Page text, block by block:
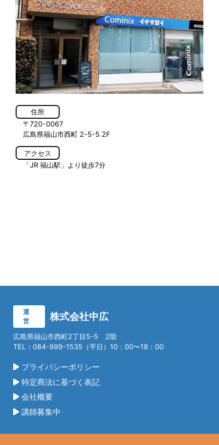
住所
〒720-0067
広島県福山市西町 2-5-5 2F
アクセス
「JR 福山駅」より徒歩7分
運
営
株式会社中広
広島県福山市西町2丁目5-5 2階
TEL：084-999-1535（平日）10：00〜18：00
プライバシーポリシー
特定商法に基づく表記
会社概要
講師募集中